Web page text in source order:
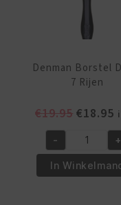
Denman Borstel
7 Rijen
€19.95
was:
€19.95.
€18.95
Denman
Borstel
D31
- +
In